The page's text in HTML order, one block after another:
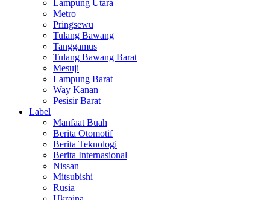
Lampung Utara
Metro
Pringsewu
Tulang Bawang
Tanggamus
Tulang Bawang Barat
Mesuji
Lampung Barat
Way Kanan
Pesisir Barat
Label
Manfaat Buah
Berita Otomotif
Berita Teknologi
Berita Internasional
Nissan
Mitsubishi
Rusia